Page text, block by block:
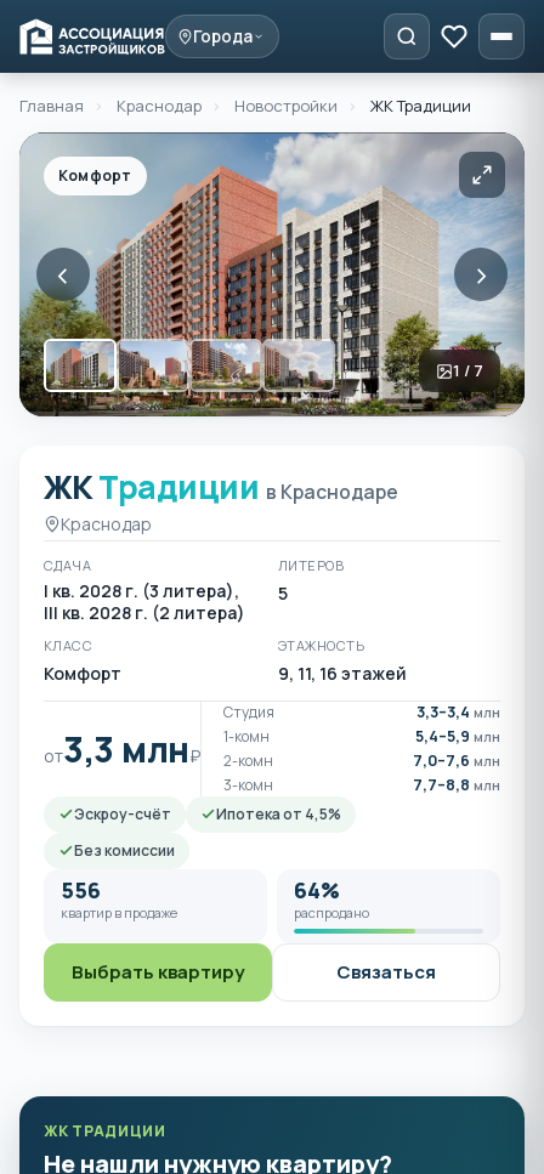
Города
Главная › Краснодар › Новостройки › ЖК Традиции
Комфорт
‹ ›
1 / 7
ЖК Традиции в
ЖКТрадиции в Краснодаре
Краснодар
СДАЧА
I кв. 2028 г. (3 литера),
III кв. 2028 г. (2 литера)
ЛИТЕРОВ
5
КЛАСС
Комфорт
ЭТАЖНОСТЬ
9, 11, 16 этажей
от3,3 млн₽
Студия 3,3–3,4 млн
1-комн 5,4–5,9 млн
2-комн 7,0–7,6 млн
3-комн 7,7–8,8 млн
Эскроу-счёт
Ипотека от 4,5%
Без комиссии
556
квартир в продаже
64%
распродано
Выбрать квартиру Связаться
ЖК ТРАДИЦИИ
Не нашли нужную квартиру?